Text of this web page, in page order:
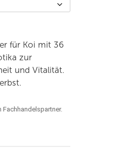
für Koi mit 36
zur
und Vitalität.